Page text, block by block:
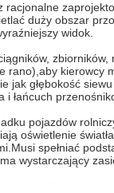
duży obszar
widok.
rano),aby kierowcy
jak głębokość
i łańcuch
pojazdów
oświetlenie
Musi spełniać
wystarczający